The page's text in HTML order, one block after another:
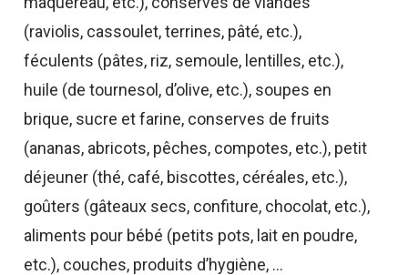
(raviolis, cassoulet, terrines, pâté, etc.),
féculents (pâtes, riz, semoule, lentilles, etc.),
huile (de tournesol, d’olive, etc.), soupes en
brique, sucre et farine, conserves de fruits
(ananas, abricots, pêches, compotes, etc.), petit
déjeuner (thé, café, biscottes, céréales, etc.),
goûters (gâteaux secs, confiture, chocolat, etc.),
aliments pour bébé (petits pots, lait en poudre,
etc.), couches, produits d’hygiène, …